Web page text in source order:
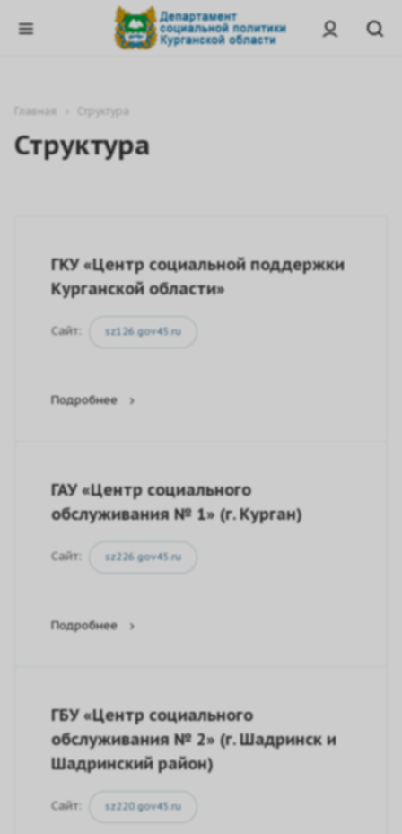
Главная Структура
Структура
ГКУ «Центр социальной поддержки
Курганской области»
Сайт: sz126.gov45.ru
Подробнее
ГАУ «Центр социального
обслуживания № 1» (г. Курган)
Сайт: sz226.gov45.ru
Подробнее
ГБУ «Центр социального
обслуживания № 2» (г. Шадринск и
Шадринский район)
Сайт: sz220.gov45.ru